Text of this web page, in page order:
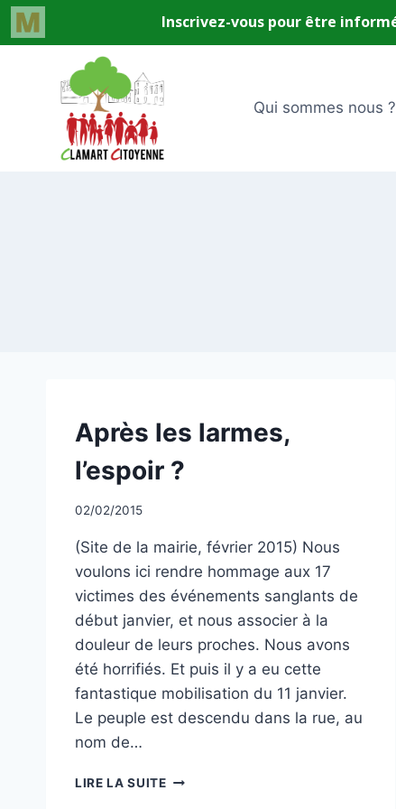
Qui sommes nous ?
NON
CLASSÉ
Après les larmes,
l’espoir ?
Par
02/02/2015
(Site de la mairie, février 2015) Nous
voulons ici rendre hommage aux 17
victimes des événements sanglants de
début janvier, et nous associer à la
douleur de leurs proches. Nous avons
été horrifiés. Et puis il y a eu cette
fantastique mobilisation du 11 janvier.
Le peuple est descendu dans la rue, au
nom de…
LIRE LA SUITEAPRÈS